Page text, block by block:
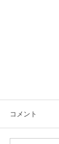
コメント